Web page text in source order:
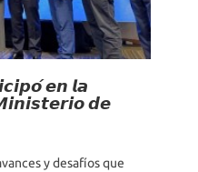
𝙚𝙣 𝙡𝙖
𝙙𝙚
y desafíos que